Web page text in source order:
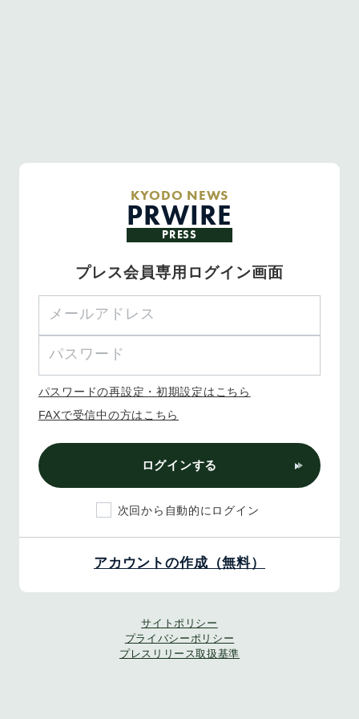
KYODO NEWS
PRWIRE
PRESS
プレス会員専用ログイン画面
パスワードの再設定・初期設定はこちら
FAXで受信中の方はこちら
ログインする
次回から自動的にログイン
アカウントの作成（無料）
サイトポリシー
プライバシーポリシー
プレスリリース取扱基準